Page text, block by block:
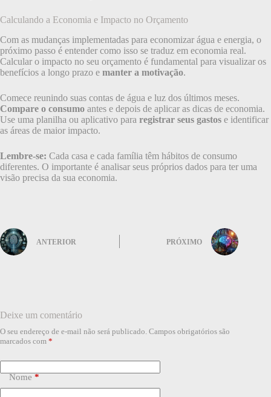
Calculando a Economia e Impacto no Orçamento
Com as mudanças implementadas para economizar água e energia, o
próximo passo é entender como isso se traduz em economia real.
Calcular o impacto no seu orçamento é fundamental para visualizar os
benefícios a longo prazo e manter a motivação.
Comece reunindo suas contas de água e luz dos últimos meses.
Compare o consumo antes e depois de aplicar as dicas de economia.
Use uma planilha ou aplicativo para registrar seus gastos e identificar
as áreas de maior impacto.
Lembre-se: Cada casa e cada família têm hábitos de consumo
diferentes. O importante é analisar seus próprios dados para ter uma
visão precisa da sua economia.
ANTERIOR PRÓXIMO
Deixe um comentário
O seu endereço de e-mail não será publicado. Campos obrigatórios são
marcados com *
Nome*